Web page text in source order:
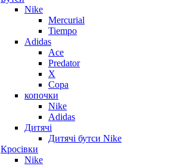
Nike
Mercurial
Tiempo
Adidas
Ace
Predator
X
Copa
копочки
Nike
Adidas
Дитячі
Дитячі бутси Nike
Кросівки
Nike